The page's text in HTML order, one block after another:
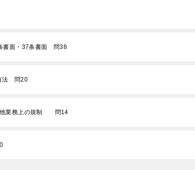
書面・37条書面 問38
法 問20
他業務上の規制 問14